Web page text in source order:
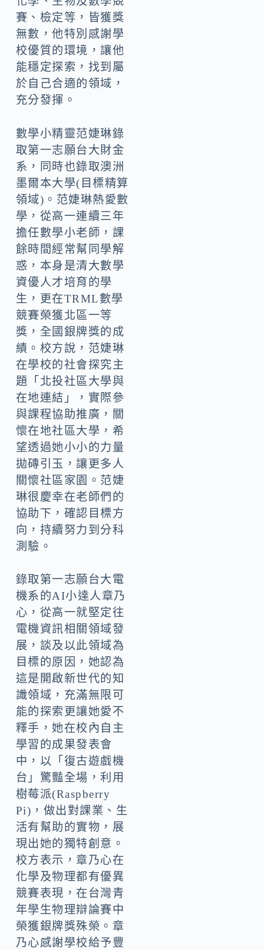
賽、檢定等，皆獲獎
無數，他特別感謝學
校優質的環境，讓他
能穩定探索，找到屬
於自己合適的領域，
充分發揮。
數學小精靈范婕琳錄
取第一志願台大財金
系，同時也錄取澳洲
墨爾本大學(目標精算
領域)。范婕琳熱愛數
學，從高一連續三年
擔任數學小老師，課
餘時間經常幫同學解
惑，本身是清大數學
資優人才培育的學
生，更在TRML數學
競賽榮獲北區一等
獎，全國銀牌獎的成
績。校方說，范婕琳
在學校的社會探究主
題「北投社區大學與
在地連結」，實際參
與課程協助推廣，關
懷在地社區大學，希
望透過她小小的力量
拋磚引玉，讓更多人
關懷社區家園。范婕
琳很慶幸在老師們的
協助下，確認目標方
向，持續努力到分科
測驗。
錄取第一志願台大電
機系的AI小達人章乃
心，從高一就堅定往
電機資訊相關領域發
展，談及以此領域為
目標的原因，她認為
這是開啟新世代的知
識領域，充滿無限可
能的探索更讓她愛不
釋手，她在校內自主
學習的成果發表會
中，以「復古遊戲機
台」驚豔全場，利用
樹莓派(Raspberry
Pi)，做出對課業、生
活有幫助的實物，展
現出她的獨特創意。
校方表示，章乃心在
化學及物理都有優異
競賽表現，在台灣青
年學生物理辯論賽中
榮獲銀牌獎殊榮。章
乃心感謝學校給予豐